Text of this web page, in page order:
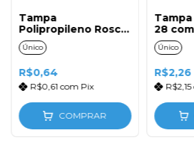
Tampa
Polipropileno Rosca
28
Único
R$0,64
R$0,61 com Pix
COMPRAR
28
Único
R$2,26
R$2,15